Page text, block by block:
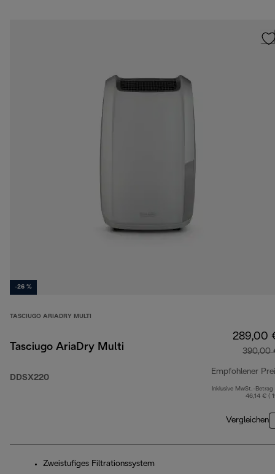
-26 %
TASCIUGO ARIADRY MULTI
Tasciugo AriaDry Multi
DDSX220
289,00
390,00
Empfohlener
Inklusive MwSt.-Betrag
46,14 € (
Vergleichen
Zweistufiges Filtrationssystem